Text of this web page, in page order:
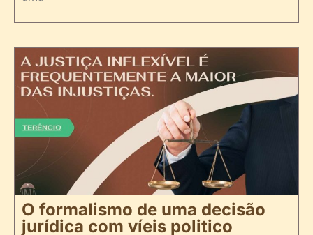
O formalismo de uma decisão
jurídica com víeis politico